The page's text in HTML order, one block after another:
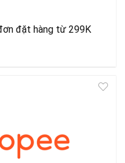
đặt hàng từ 299K